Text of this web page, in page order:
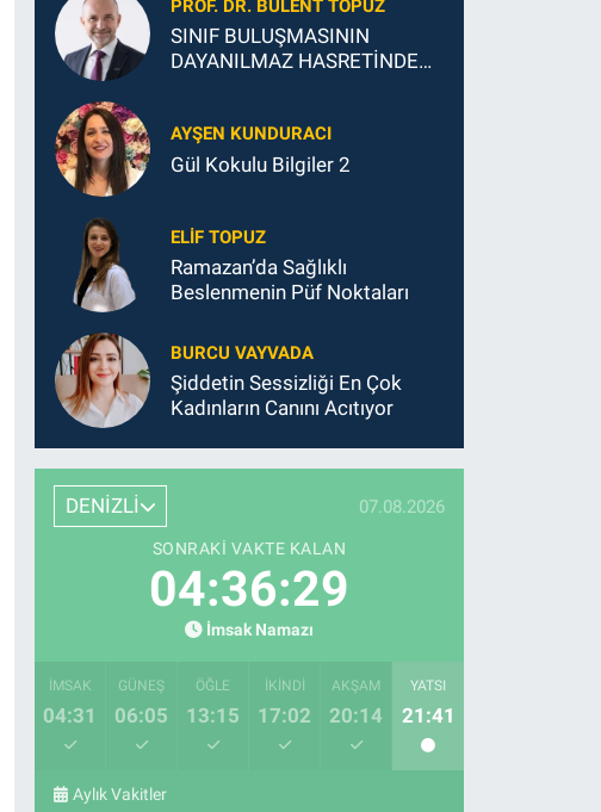
PROF. DR. BÜLENT TOPUZ
SINIF BULUŞMASININ
DAYANILMAZ HASRETİNDEN
AYŞEN KUNDURACI
Gül Kokulu Bilgiler 2
ELIF TOPUZ
Ramazan’da Sağlıklı
Beslenmenin Püf Noktaları
BURCU VAYVADA
Şiddetin Sessizliği En Çok
Kadınların Canını Acıtıyor
DENİZLİ 07.08.2026
SONRAKI VAKTE KALAN
04:36:28
İmsak Namazı
İMSAK
04:31
GÜNEŞ
06:05
ÖĞLE
13:15
İKINDI
17:02
AKŞAM
20:14
YATSI
21:41
Aylık Vakitler